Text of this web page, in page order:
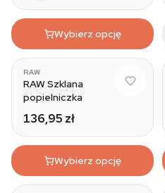
Wybierz opcję
RAW
RAW Szklana
popielniczka
136,95 zł
Wybierz opcję